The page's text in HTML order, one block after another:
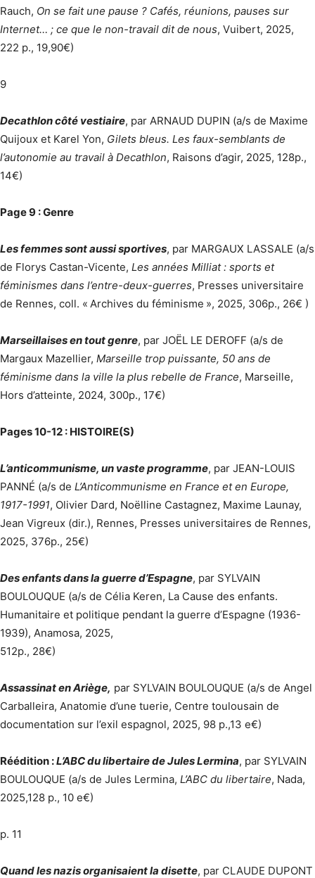
Rauch, On se fait une pause ? Cafés, réunions, pauses sur
Internet… ; ce que le non-travail dit de nous, Vuibert, 2025,
222 p., 19,90€)
9
Decathlon côté vestiaire, par ARNAUD DUPIN (a/s de Maxime
Quijoux et Karel Yon, Gilets bleus. Les faux-semblants de
l’autonomie au travail à Decathlon, Raisons d’agir, 2025, 128p.,
14€)
Page 9 : Genre
Les femmes sont aussi sportives, par MARGAUX LASSALE (a/s
de Florys Castan-Vicente, Les années Milliat : sports et
féminismes dans l’entre-deux-guerres, Presses universitaire
de Rennes, coll. « Archives du féminisme », 2025, 306p., 26€ )
Marseillaises en tout genre, par JOËL LE DEROFF (a/s de
Margaux Mazellier, Marseille trop puissante, 50 ans de
féminisme dans la ville la plus rebelle de France, Marseille,
Hors d’atteinte, 2024, 300p., 17€)
Pages 10-12 : HISTOIRE(S)
L’anticommunisme, un vaste programme, par JEAN-LOUIS
PANNÉ (a/s de L’Anticommunisme en France et en Europe,
1917-1991, Olivier Dard, Noëlline Castagnez, Maxime Launay,
Jean Vigreux (dir.), Rennes, Presses universitaires de Rennes,
2025, 376p., 25€)
Des enfants dans la guerre d’Espagne, par SYLVAIN
BOULOUQUE (a/s de Célia Keren, La Cause des enfants.
Humanitaire et politique pendant la guerre d’Espagne (1936-
1939), Anamosa, 2025,
512p., 28€)
Assassinat en Ariège, par SYLVAIN BOULOUQUE (a/s de Angel
Carballeira, Anatomie d’une tuerie, Centre toulousain de
documentation sur l’exil espagnol, 2025, 98 p.,13 e€)
Réédition :L’ABC du libertaire de Jules Lermina, par SYLVAIN
BOULOUQUE (a/s de Jules Lermina, L’ABC du libertaire, Nada,
2025,128 p., 10 e€)
p. 11
Quand les nazis organisaient la disette, par CLAUDE DUPONT